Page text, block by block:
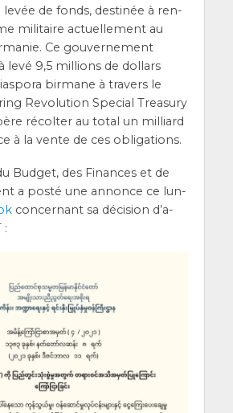
de fonds, des­ti­née à ren­
mili­taire actuel­le­ment au
Ce gou­ver­ne­ment
levé 9,5 mil­lions de dol­lars
bir­mane à tra­vers le
Revo­lu­tion Spe­cial Trea­su­ry
récol­ter au total un mil­liard
à la vente de ces obligations.
Bud­get, des Finances et de
a pos­té une annonce ce lun­
concer­nant sa déci­sion d’a­
: